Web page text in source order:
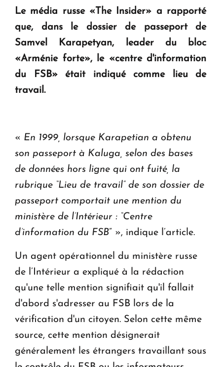
" Tant qu'il n'existe pas d'alternative concrète, la
KASA : 30 ans d'audace, de résilience et d'avenir
en Arménie
Le média russe «The Insider» a rapporté
que, dans le dossier de passeport de
Samvel Karapetyan, leader du bloc
«Arménie forte», le «centre d'information
du FSB» était indiqué comme lieu de
travail.
« En 1999, lorsque Karapetian a obtenu
son passeport à Kaluga, selon des bases
de données hors ligne qui ont fuité, la
rubrique “Lieu de travail” de son dossier de
passeport comportait une mention du
ministère de l’Intérieur : “Centre
d’information du FSB” », indique l’article.
Un agent opérationnel du ministère russe
de l’Intérieur a expliqué à la rédaction
qu'une telle mention signifiait qu'il fallait
d'abord s'adresser au FSB lors de la
vérification d'un citoyen. Selon cette même
source, cette mention désignerait
généralement les étrangers travaillant sous